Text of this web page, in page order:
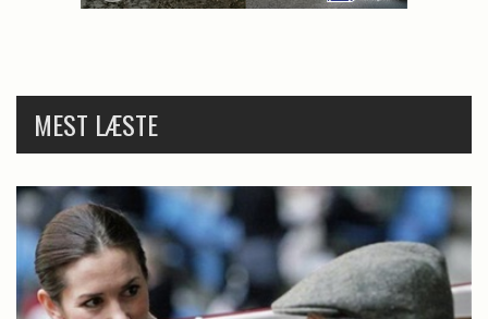
MEST LÆSTE